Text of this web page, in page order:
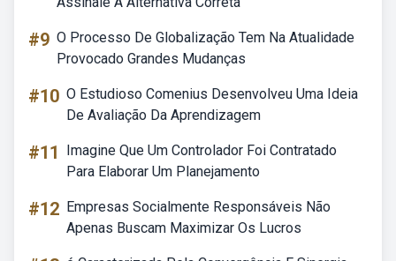
#9 O Processo De Globalização Tem Na Atualidade
Provocado Grandes Mudanças
#10 O Estudioso Comenius Desenvolveu Uma Ideia
De Avaliação Da Aprendizagem
#11
Imagine Que Um Controlador Foi Contratado
Para Elaborar Um Planejamento
#12 Empresas Socialmente Responsáveis Não
Apenas Buscam Maximizar Os Lucros